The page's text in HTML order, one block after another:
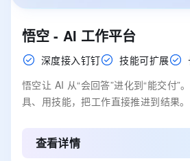
悟空 - AI 工作平台
深度接入钉钉 技能可扩展
悟空让 AI 从“会回答”进化到“能交付”
具、用技能，把工作直接推进到结果。
查看详情